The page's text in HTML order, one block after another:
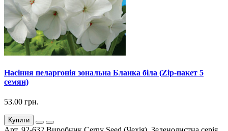
Насіння пеларгонія зональна Бланка біла (Zip-пакет 5
семян)
53.00 грн.
Купити